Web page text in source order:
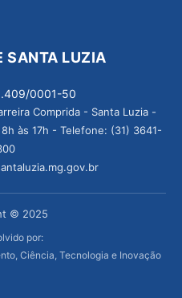
SANTA LUZIA
0001-50
Comprida - Santa Luzia -
às 17h - Telefone: (31) 3641-
© 2025
por:
Ciência, Tecnologia e Inovação